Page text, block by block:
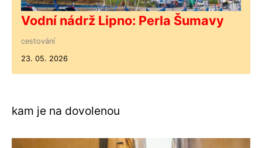
Vodní nádrž Lipno: Perla Šumavy
cestování
23. 05. 2026
kam je na dovolenou